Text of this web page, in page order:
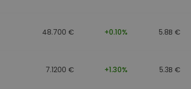
48.700 € +0.10% 5.8B €
7.1200 € +1.30% 5.3B €